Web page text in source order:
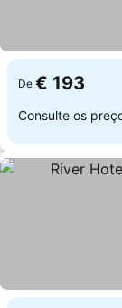
De € 193
Consulte os